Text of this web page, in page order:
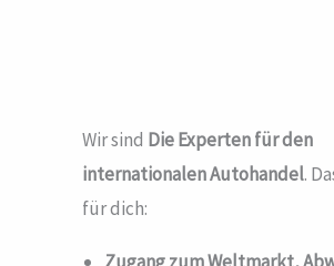
Wir sind Die Experten für den
internationalen Autohandel.
für dich:
Zugang zum Weltmarkt,